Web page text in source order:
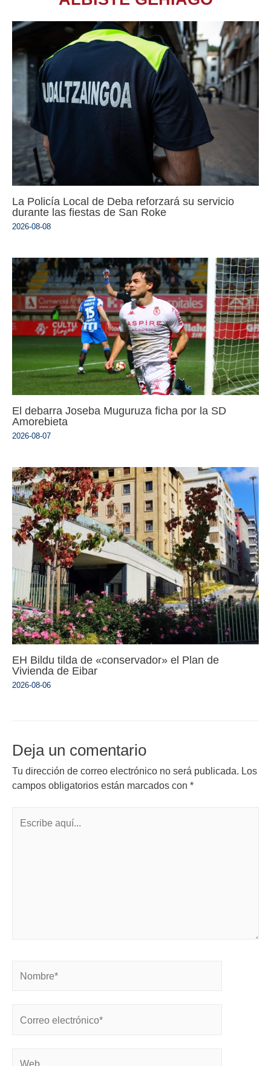
La Policía Local de Deba reforzará su servicio
durante las fiestas de San Roke
2026-08-08
El debarra Joseba Muguruza ficha por la SD
Amorebieta
2026-08-07
EH Bildu tilda de «conservador» el Plan de
Vivienda de Eibar
2026-08-06
Deja un comentario
Tu dirección de correo electrónico no será publicada. Los
campos obligatorios están marcados con *